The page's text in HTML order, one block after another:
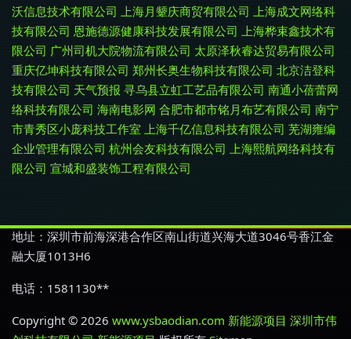
沃信息技术有限公司 上海月颦庆商贸有限公司 上海成文网络科
技有限公司 恩施德源健康科技发展有限公司 上海桦束鑫技术有
限公司 广州司机大院物流有限公司 太原泽秋睿达贸易有限公司
重庆亿坤科技有限公司 郑州长奥生物科技有限公司 北京洁登科
技有限公司 天气预报 寻乌县立虹工艺品有限公司 南通小蓓蕾网
络科技有限公司 海南电影网 合肥市都市铭月布艺有限公司 南宁
市青秀区小庞科技工作室 上海千亿信息科技有限公司 芜湖雍编
企业管理有限公司 杭州会友科技有限公司 上海熙航网络科技有
限公司 宣城和盛装饰工程有限公司
地址：深圳市前海深港合作区南山街道兴海大道3046号香江金
融大厦1013H6
电话：1581130**
Copyright © 2026 www.ysbaodian.com 新能源项目 深圳市伟